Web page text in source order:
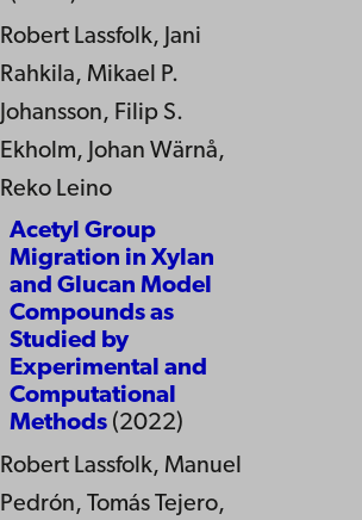
Robert Lassfolk, Jani
Rahkila, Mikael P.
Johansson, Filip S.
Ekholm, Johan Wärnå,
Reko Leino
Acetyl Group
Migration in Xylan
and Glucan Model
Compounds as
Studied by
Experimental and
Computational
Methods (2022)
Robert Lassfolk, Manuel
Pedrón, Tomás Tejero,